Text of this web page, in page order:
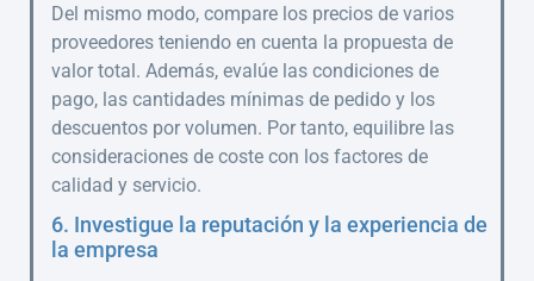
Del mismo modo, compare los precios de varios
proveedores teniendo en cuenta la propuesta de
valor total. Además, evalúe las condiciones de
pago, las cantidades mínimas de pedido y los
descuentos por volumen. Por tanto, equilibre las
consideraciones de coste con los factores de
calidad y servicio.
6. Investigue la reputación y la experiencia de
la empresa